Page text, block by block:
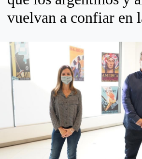
vuelvan a confiar en